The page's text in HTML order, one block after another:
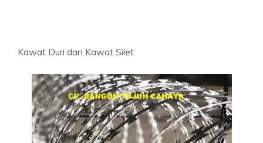
Kawat Duri dan Kawat Silet